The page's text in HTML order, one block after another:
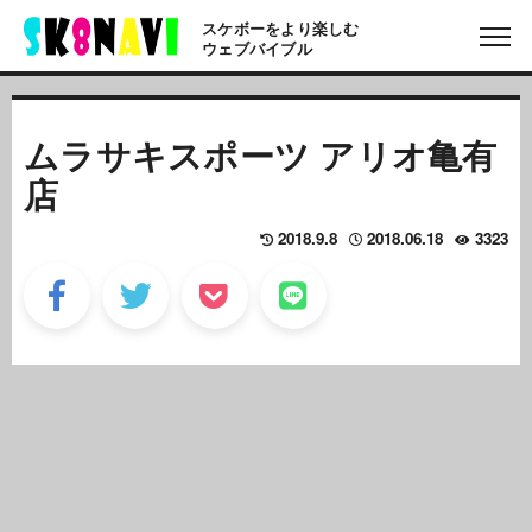
スケボーをより楽しむ
ウェブバイブル
ムラサキスポーツ アリオ亀有
店
3323
2018.06.18
2018.9.8